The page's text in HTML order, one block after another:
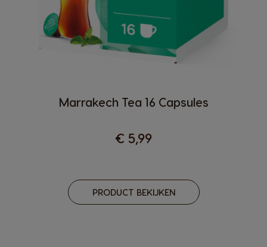
Marrakech Tea 16 Capsules
€ 5,99
PRODUCT BEKIJKEN